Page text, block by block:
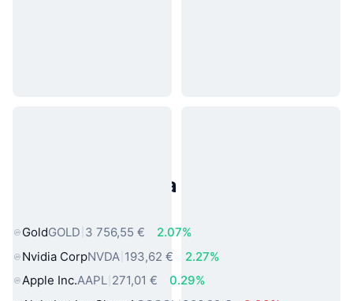
Populárne aktíva z reálneho
GoldGOLD 3 756,55 €
2.07%
Nvidia CorpNVDA 193,62 €
2.27%
Apple Inc.AAPL 271,01 €
0.29%